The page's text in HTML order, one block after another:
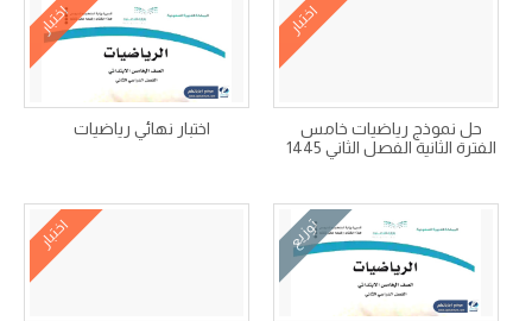
اختبار
حل نموذج رياضيات خامس
الفترة الثانية الفصل الثاني 1445
اختبار
اختبار نهائي رياضيات
توزيع اختبار